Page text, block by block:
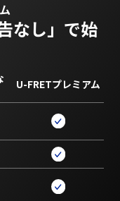
なし」で始
U-FRETプレミアム